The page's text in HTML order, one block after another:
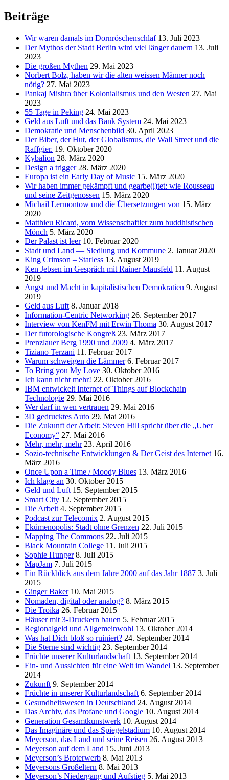
Beiträge
Wir waren damals im Dornröschenschlaf 13. Juli 2023
Der Mythos der Stadt Berlin wird viel länger dauern 13. Juli
2023
Die großen Mythen 29. Mai 2023
Norbert Bolz, haben wir die alten weissen Männer noch
nötig? 27. Mai 2023
Pankaj Mishra über Kolonialismus und den Westen 27. Mai
2023
55 Tage in Peking 24. Mai 2023
Geld aus Luft und das Bank System 24. Mai 2023
Demokratie und Menschenbild 30. April 2023
Der Biber, der Hut, der Globalismus, die Wall Street und die
Raffgier. 19. Oktober 2020
Kybalion 28. März 2020
Design a trigger 28. März 2020
Europa ist ein Early Day of Music 15. März 2020
Wir haben immer gekämpft und gearbe(i)tet: wie Rousseau
und seine Zeitgenossen 15. März 2020
Michail Lermontow und die Übersetzungen von 15. März
2020
Matthieu Ricard, vom Wissenschaftler zum buddhistischen
Mönch 5. März 2020
Der Palast ist leer 10. Februar 2020
Stadt und Land — Siedlung und Kommune 2. Januar 2020
King Crimson – Starless 13. August 2019
Ken Jebsen im Gespräch mit Rainer Mausfeld 11. August
2019
Angst und Macht in kapitalistischen Demokratien 9. August
2019
Geld aus Luft 8. Januar 2018
Information-Centric Networking 26. September 2017
Interview von KenFM mit Erwin Thoma 30. August 2017
Der futorologische Kongreß 23. März 2017
Prenzlauer Berg 1990 und 2009 4. März 2017
Tiziano Terzani 11. Februar 2017
Warum schweigen die Lämmer 6. Februar 2017
To Bring you My Love 30. Oktober 2016
Ich kann nicht mehr! 22. Oktober 2016
IBM entwickelt Internet of Things auf Blockchain
Technologie 29. Mai 2016
Wer darf in wen vertrauen 29. Mai 2016
3D gedrucktes Auto 29. Mai 2016
Die Zukunft der Arbeit: Steven Hill spricht über die „Uber
Economy“ 27. Mai 2016
Mehr, mehr, mehr 23. April 2016
Sozio-technische Entwicklungen & Der Geist des Internet 16.
März 2016
Once Upon a Time / Moody Blues 13. März 2016
Ich klage an 30. Oktober 2015
Geld und Luft 15. September 2015
Smart City 12. September 2015
Die Arbeit 4. September 2015
Podcast zur Telecomix 2. August 2015
Ekümenopolis: Stadt ohne Grenzen 22. Juli 2015
Mapping The Commons 22. Juli 2015
Black Mountain College 11. Juli 2015
Sophie Hunger 8. Juli 2015
MapJam 7. Juli 2015
Ein Rückblick aus dem Jahre 2000 auf das Jahr 1887 3. Juli
2015
Ginger Baker 10. Mai 2015
Nomaden, digital oder analog? 8. März 2015
Die Troika 26. Februar 2015
Häuser mit 3-Druckern bauen 5. Februar 2015
Regionalgeld und Allgemeinwohl 13. Oktober 2014
Was hat Dich bloß so ruiniert? 24. September 2014
Die Sterne sind wichtig 23. September 2014
Früchte unserer Kulturlandschaft 13. September 2014
Ein- und Aussichten für eine Welt im Wandel 13. September
2014
Zukunft 9. September 2014
Früchte in unserer Kulturlandschaft 6. September 2014
Gesundheitswesen in Deutschland 24. August 2014
Das Archiv, das Profane und Google 10. August 2014
Generation Gesamtkunstwerk 10. August 2014
Das Imaginäre und das Spiegelstadium 10. August 2014
Meyerson, das Land und seine Reisen 26. August 2013
Meyerson auf dem Land 15. Juni 2013
Meyerson’s Broterwerb 8. Mai 2013
Meyersons Großeltern 8. Mai 2013
Meyerson’s Niedergang und Aufstieg 5. Mai 2013